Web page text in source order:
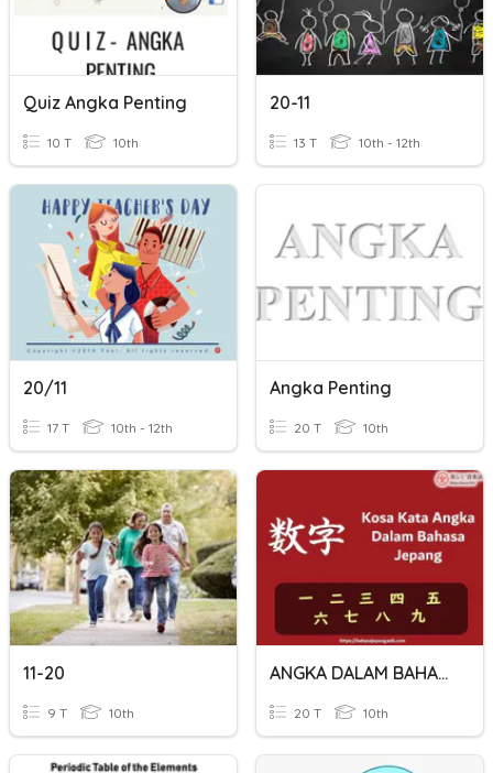
Quiz Angka Penting
10 T 10th
20-11
13 T 10th - 12th
20/11
17 T 10th - 12th
Angka Penting
20 T 10th
11-20
9 T 10th
ANGKA DALAM BAHASA JEPANG
20 T 10th